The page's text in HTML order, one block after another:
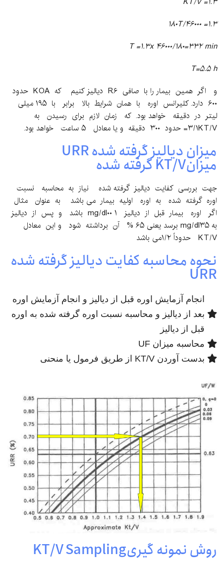
۱۸۰T/۴۶۰۰۰ =۱.۳
T =۱.۳x ۴۶۰۰۰/۱۸۰=۳۳۲ min
T=۵.۵ h
و اگر همین بیمار را با صافی R۶ دیالیز کنیم که KOA حدود
۶۰۰ دارد. کلیرانس اوره با همان شرایط بالا برابر با ۱۹۵ میلی
لیتر در دقیقه خواهد بود. که زمان لازم برای رسیدن به
۳/۱KT/V= حدود ۳۰۰ دقیقه و یا معادل ۵ ساعت خواهد بود.
میزان دیالیز گرفته شده URR
میزانKT/V گرفته شده
جهت بررسی کفایت دیالیز گرفته شده نیاز به محاسبه نسبت
اوره گرفته شده به اوره اولیه بیمار می باشد به عنوان مثال
اگر اوره بیمار قبل از دیالیز mg/dl۰۰ ۱ باشد و پس از دیالیز
به mg/dl۳۵ برسد یعنی ۶۵ % آن برداشته شود و این معادل
KT/V حدوداً ۱/۲می باشد
نحوه محاسبه کفایت دیالیز گرفته شده
URR
انجام آزمایش اوره قبل از دیالیز و انجام آزمایش اوره
بعد از دیالیز و محاسبه نسبت اوره گرفته شده به اوره
قبل از دیالیز
محاسبه میزان UF
بدست آوردن KT/V از طریق فرمول یا منحنی
روش نمونه گیریKT/V Sampling